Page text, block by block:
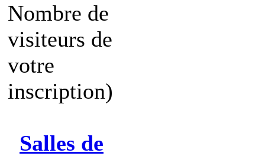
Nombre de
visiteurs de
votre
inscription)
Salles de